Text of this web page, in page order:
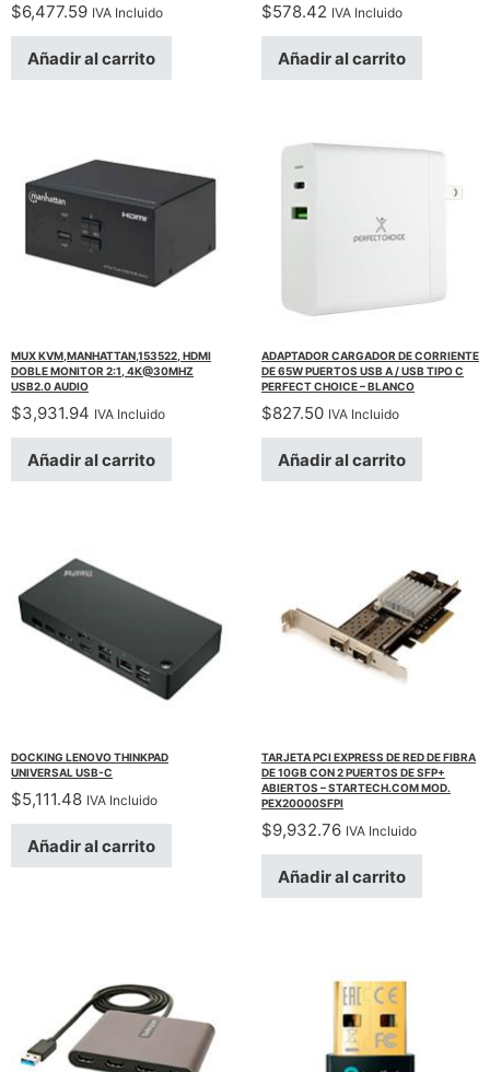
$6,477.59 IVA Incluido
Añadir al carrito
$578.42 IVA Incluido
Añadir al carrito
MUX KVM,MANHATTAN,153522, HDMI
DOBLE MONITOR 2:1, 4K@30MHZ
USB2.0 AUDIO
$3,931.94 IVA Incluido
Añadir al carrito
ADAPTADOR CARGADOR DE CORRIENTE
DE 65W PUERTOS USB A / USB TIPO C
PERFECT CHOICE – BLANCO
$827.50 IVA Incluido
Añadir al carrito
DOCKING LENOVO THINKPAD
UNIVERSAL USB-C
$5,111.48 IVA Incluido
Añadir al carrito
TARJETA PCI EXPRESS DE RED DE FIBRA
DE 10GB CON 2 PUERTOS DE SFP+
ABIERTOS – STARTECH.COM MOD.
PEX20000SFPI
$9,932.76 IVA Incluido
Añadir al carrito